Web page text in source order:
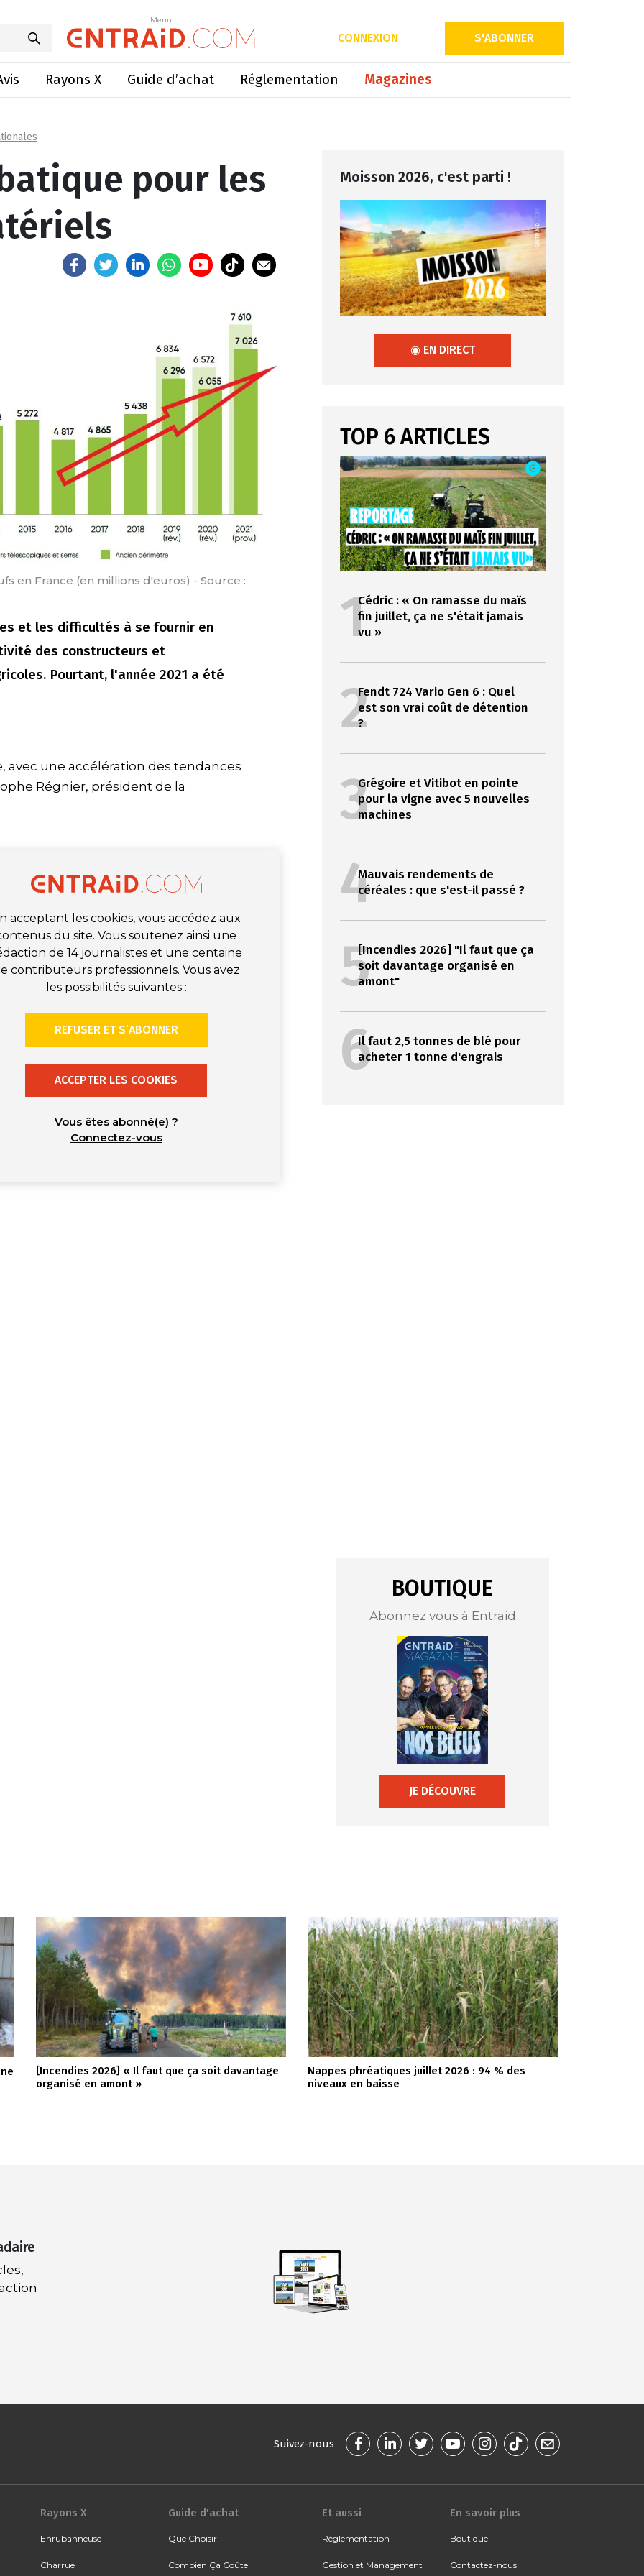
Menu
CONNEXION S'ABONNER
Rayons X Guide d’achat Réglementation Magazines
Menu
pour les ventes de matériels
pour les
en France (en millions d'euros) - Source :
et les difficultés à se fournir en
des constructeurs et
Pourtant, l'année 2021 a été
avec une accélération des tendances
Régnier, président de la
acceptant les cookies, vous accédez aux
du site. Vous soutenez ainsi une
de 14 journalistes et une centaine
contributeurs professionnels. Vous avez
les possibilités suivantes :
REFUSER ET S’ABONNER
ACCEPTER LES COOKIES
Vous êtes abonné(e) ?
Connectez-vous
Moisson 2026, c'est parti !
◉ EN DIRECT
TOP 6 ARTICLES
1Cédric : « On ramasse du maïs
fin juillet, ça ne s'était jamais
vu »
2Fendt 724 Vario Gen 6 : Quel
est son vrai coût de détention
?
3Grégoire et Vitibot en pointe
pour la vigne avec 5 nouvelles
machines
4Mauvais rendements de
céréales : que s'est-il passé ?
5[Incendies 2026] "Il faut que ça
soit davantage organisé en
amont"
6Il faut 2,5 tonnes de blé pour
acheter 1 tonne d'engrais
BOUTIQUE
Abonnez vous à Entraid
JE DÉCOUVRE
[Incendies 2026] « Il faut que ça soit davantage
organisé en amont »
Nappes phréatiques juillet 2026 : 94 % des
niveaux en baisse
Suivez-nous
Rayons X
Enrubanneuse
Charrue
Guide d'achat
Que Choisir
Combien Ça Coûte
Et aussi
Réglementation
Gestion et Management
En savoir plus
Boutique
Contactez-nous !